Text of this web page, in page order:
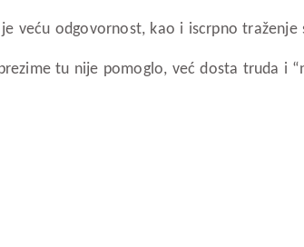
veću odgovornost, kao i iscrpno traženje
tu nije pomoglo, već dosta truda i